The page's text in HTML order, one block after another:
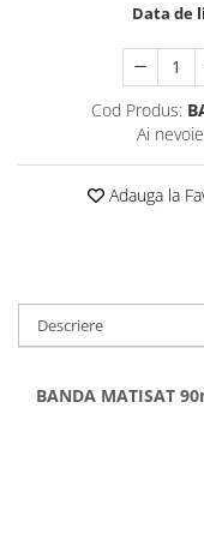
Data de
Cod Produs:
Ai
Adauga la
Descriere
BANDA MATISAT